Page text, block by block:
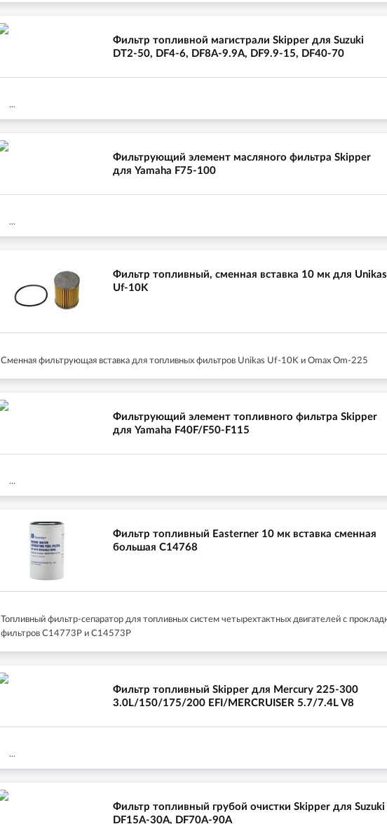
Фильтр топливной магистрали Skipper для Suzuki
DT2-50, DF4-6, DF8A-9.9A, DF9.9-15, DF40-70
...
Фильтрующий элемент масляного фильтра Skipper
для Yamaha F75-100
...
Фильтр топливный, сменная вставка 10 мк для Unikas
Uf-10K
Сменная фильтрующая вставка для топливных фильтров Unikas Uf-10K и Omax Om-225
Фильтрующий элемент топливного фильтра Skipper
для Yamaha F40F/F50-F115
...
Фильтр топливный Easterner 10 мк вставка сменная
большая C14768
Топливный фильтр-сепаратор для топливных систем четырехтактных двигателей с
фильтров C14773P и C14573P
Фильтр топливный Skipper для Mercury 225-300
3.0L/150/175/200 EFI/MERCRUISER 5.7/7.4L V8
...
Фильтр топливный грубой очистки Skipper для Suzuki
DF15A-30A, DF70A-90A